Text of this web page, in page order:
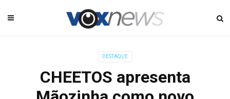
DESTAQUE
CHEETOS apresenta